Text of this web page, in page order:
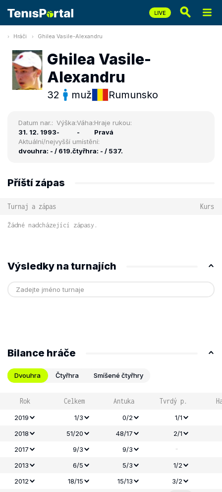
Hráči Ghilea Vasile-Alexandru
Ghilea Vasile-
Alexandru
32 muž Rumunsko
Datum nar.:
31. 12. 1993
Výška:
-
Váha:
-
Hraje rukou:
Pravá
Aktuální/nejvyšší umístění:
dvouhra: - / 619.čtyřhra: - / 537.
Příští zápas
Turnaj a zápas Kurs
Žádné nadcházející zápasy.
Výsledky na turnajích
Bilance hráče
Dvouhra Čtyřhra Smíšené čtyřhry
Rok Celkem Antuka Tvrdý p.
2019 1/3 0/2
1/1
2018
51/20 48/17
2/1
2017
9/3 9/3 -
2013 6/5 5/3
1/2
2012
18/15 15/13
3/2